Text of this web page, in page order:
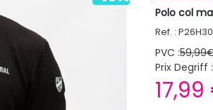
Polo col
Ref. :
PVC :
Prix Degriff :